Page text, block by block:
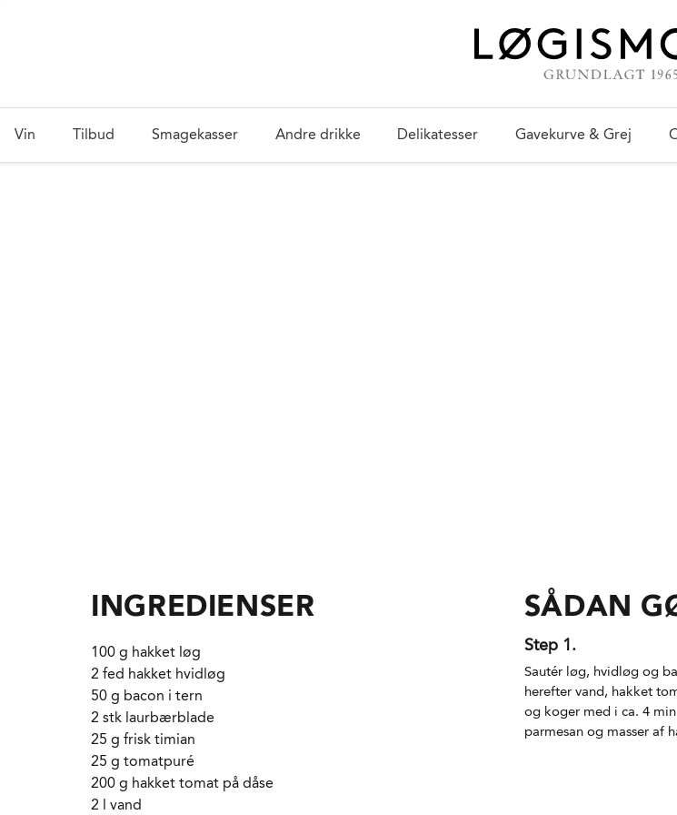
Vin Tilbud Smagekasser Andre drikke Delikatesser Gavekurve & Grej
INGREDIENSER
100 g hakket løg
2 fed hakket hvidløg
50 g bacon i tern
2 stk laurbærblade
25 g frisk timian
25 g tomatpuré
200 g hakket tomat på dåse
2 l vand
SÅDAN
Step 1.
Sautér løg, hvidløg og
herefter vand, hakket
og koger med i ca. 4
parmesan og masser af